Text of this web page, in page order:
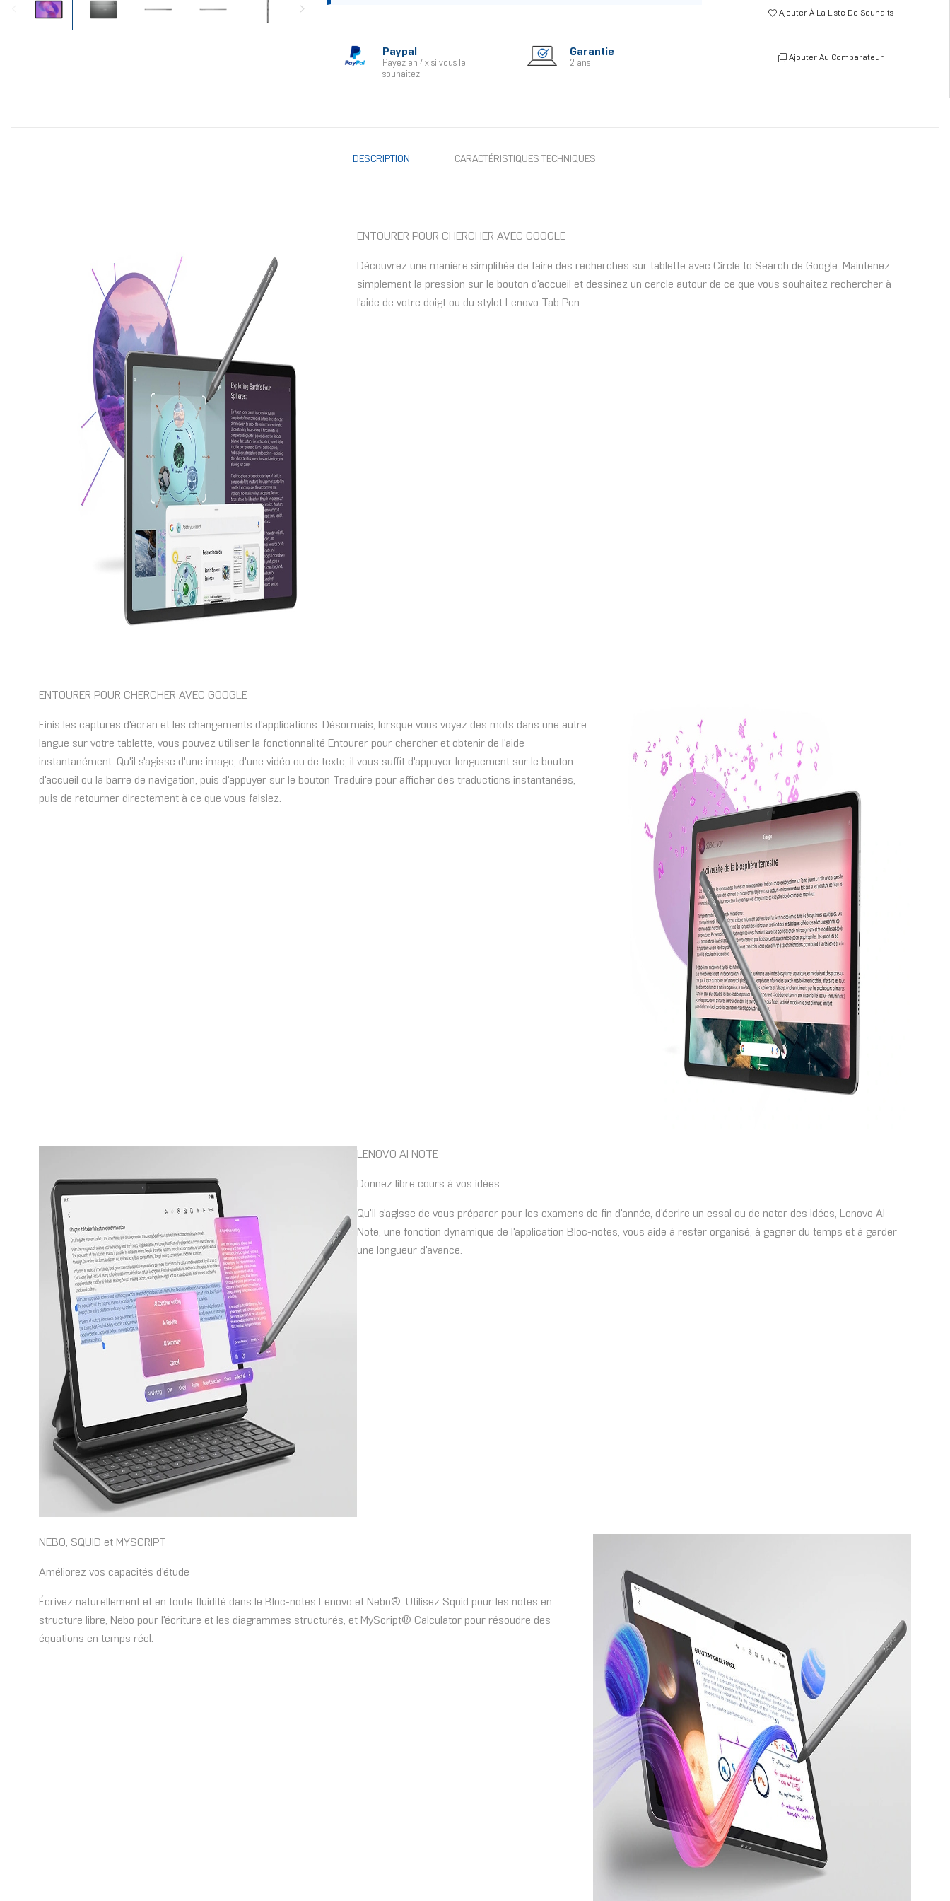
Paypal
Payez en 4x si vous le
souhaitez
Garantie
2 ans
Ajouter À La Liste De Souhaits
Ajouter Au Comparateur
DESCRIPTION CARACTÉRISTIQUES TECHNIQUES
ENTOURER POUR CHERCHER AVEC GOOGLE
Découvrez une manière simplifiée de faire des recherches sur tablette avec Circle to Search de Google. Maintenez
simplement la pression sur le bouton d'accueil et dessinez un cercle autour de ce que vous souhaitez rechercher à
l'aide de votre doigt ou du stylet Lenovo Tab Pen.
ENTOURER POUR CHERCHER AVEC GOOGLE
Finis les captures d'écran et les changements d'applications. Désormais, lorsque vous voyez des mots dans une autre
langue sur votre tablette, vous pouvez utiliser la fonctionnalité Entourer pour chercher et obtenir de l'aide
instantanément. Qu'il s'agisse d'une image, d'une vidéo ou de texte, il vous suffit d'appuyer longuement sur le bouton
d'accueil ou la barre de navigation, puis d'appuyer sur le bouton Traduire pour afficher des traductions instantanées,
puis de retourner directement à ce que vous faisiez.
LENOVO AI NOTE
Donnez libre cours à vos idées
Qu'il s'agisse de vous préparer pour les examens de fin d'année, d'écrire un essai ou de noter des idées, Lenovo AI
Note, une fonction dynamique de l'application Bloc-notes, vous aide à rester organisé, à gagner du temps et à garder
une longueur d'avance.
NEBO, SQUID et MYSCRIPT
Améliorez vos capacités d'étude
Écrivez naturellement et en toute fluidité dans le Bloc-notes Lenovo et Nebo®. Utilisez Squid pour les notes en
structure libre, Nebo pour l'écriture et les diagrammes structurés, et MyScript® Calculator pour résoudre des
équations en temps réel.